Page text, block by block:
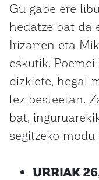
Gu gabe ere
hedatze bat da
Irizarren eta
eskutik.
dizkiete, hegal
lez besteetan.
bat,
segitzeko modu
URRIAK